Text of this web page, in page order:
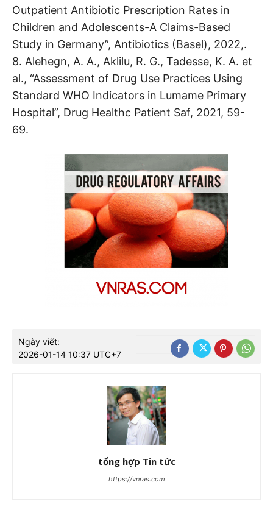
Outpatient Antibiotic Prescription Rates in
Children and Adolescents-A Claims-Based
Study in Germany”, Antibiotics (Basel), 2022,.
8. Alehegn, A. A., Aklilu, R. G., Tadesse, K. A. et
al., “Assessment of Drug Use Practices Using
Standard WHO Indicators in Lumame Primary
Hospital”, Drug Healthc Patient Saf, 2021, 59-
69.
Ngày viết:
2026-01-14 10:37 UTC+7
tổng hợp Tin tức
https://vnras.com